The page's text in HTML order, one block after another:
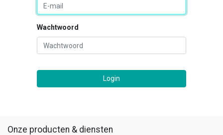
Wachtwoord
Login
Onze producten & diensten